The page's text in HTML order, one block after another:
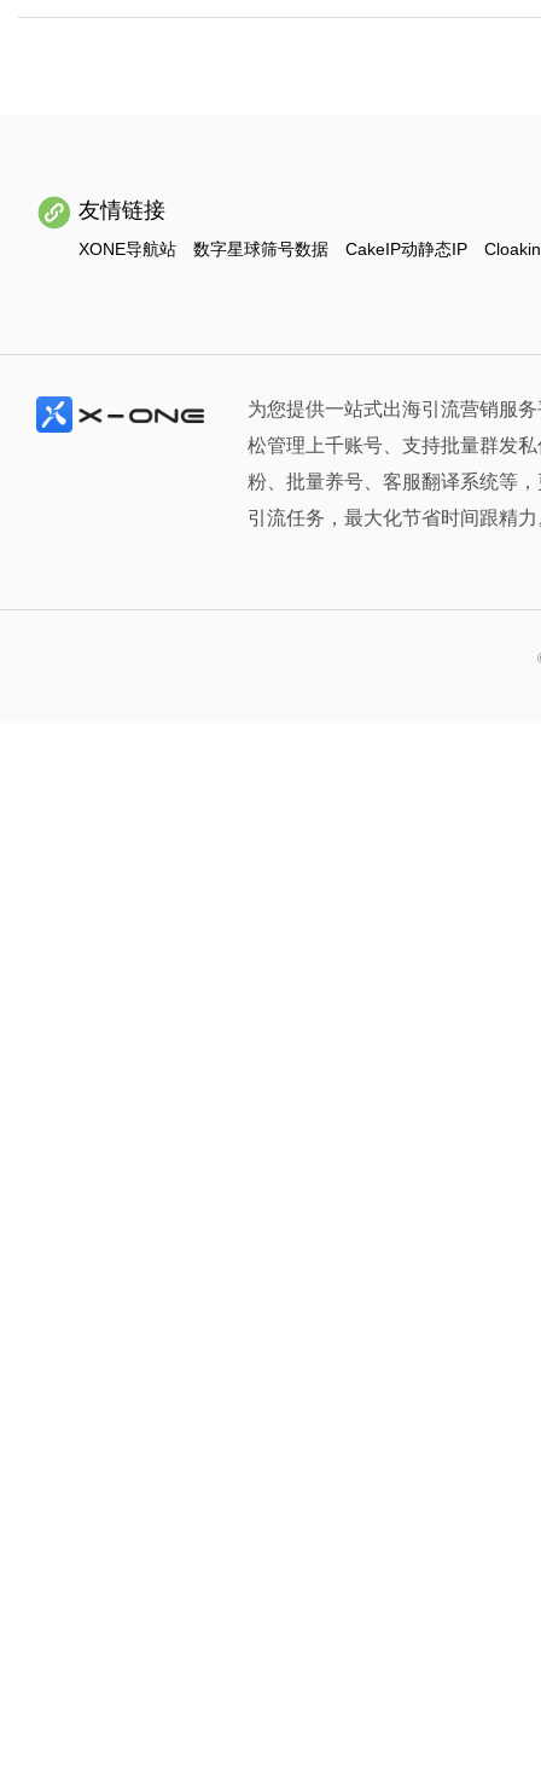
友情链接
XONE导航站 数字星球筛号数据 CakeIP动静态IP
为您提供一站式出海引流营销服
松管理上千账号、支持批量群发
粉、批量养号、客服翻译系统等
引流任务，最大化节省时间跟精力